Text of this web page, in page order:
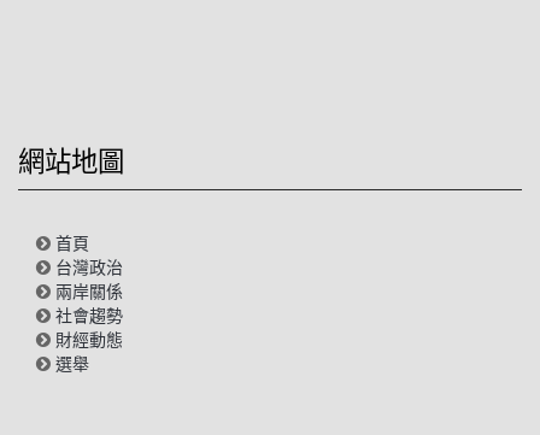
網站地圖
首頁
台灣政治
兩岸關係
社會趨勢
財經動態
選舉